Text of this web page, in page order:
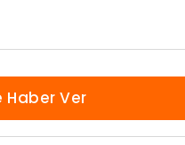
Haber Ver